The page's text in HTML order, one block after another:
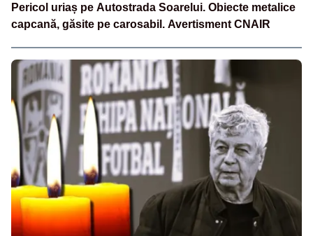
Pericol uriaș pe Autostrada Soarelui. Obiecte metalice
capcană, găsite pe carosabil. Avertisment CNAIR